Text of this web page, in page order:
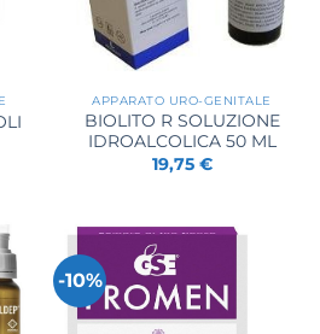
APPARATO URO-GENITALE
BIOLITO R SOLUZIONE
IDROALCOLICA 50 ML
19,75 €
-10%